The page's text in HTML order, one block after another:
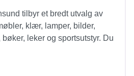
tilbyr et bredt utvalg av
klær, lamper, bilder,
leker og sportsutstyr. Du